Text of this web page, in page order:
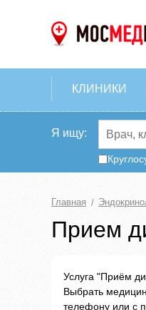
КЛИНИКИ
Я ищу:
Главная
Прием
Услуга "Приём
Выбрать
телефону или с